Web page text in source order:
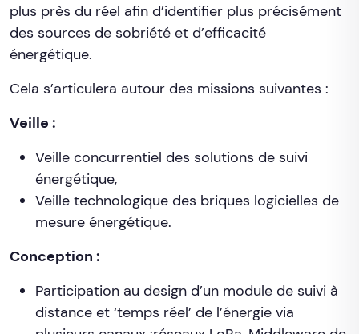
plus près du réel afin d’identifier plus précisément
des sources de sobriété et d’efficacité
énergétique.
Cela s’articulera autour des missions suivantes :
Veille :
Veille concurrentiel des solutions de suivi
énergétique,
Veille technologique des briques logicielles de
mesure énergétique.
Conception :
Participation au design d’un module de suivi à
distance et ‘temps réel’ de l’énergie via